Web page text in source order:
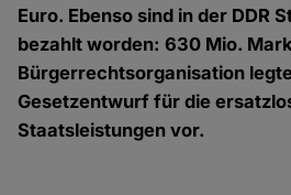
Euro. Ebenso sind in der DDR
bezahlt worden: 630 Mio.
Bürgerrechtsorganisation
Gesetzentwurf für die
Staatsleistungen vor.